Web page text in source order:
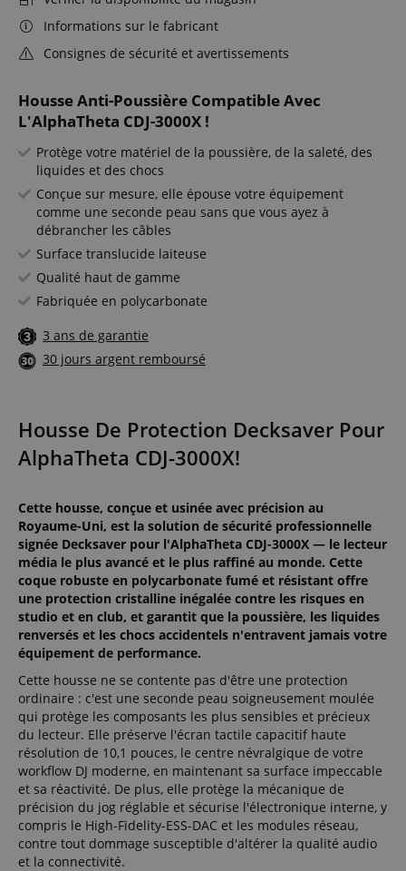
Housse Anti-Poussière Compatible Avec
L'AlphaTheta CDJ-3000X !
Protège votre matériel de la poussière, de la saleté, des
liquides et des chocs
Conçue sur mesure, elle épouse votre équipement
comme une seconde peau sans que vous ayez à
débrancher les câbles
Surface translucide laiteuse
Qualité haut de gamme
Fabriquée en polycarbonate
3 ans de garantie
30 jours argent remboursé
Informations sur le fabricant
Consignes de sécurité et avertissements
Housse De Protection Decksaver Pour
AlphaTheta CDJ-3000X!
Cette housse, conçue et usinée avec précision au
Royaume-Uni, est la solution de sécurité professionnelle
signée Decksaver pour l'AlphaTheta CDJ-3000X — le lecteur
média le plus avancé et le plus raffiné au monde. Cette
coque robuste en polycarbonate fumé et résistant offre
une protection cristalline inégalée contre les risques en
studio et en club, et garantit que la poussière, les liquides
renversés et les chocs accidentels n'entravent jamais votre
équipement de performance.
Cette housse ne se contente pas d'être une protection
ordinaire : c'est une seconde peau soigneusement moulée
qui protège les composants les plus sensibles et précieux
du lecteur. Elle préserve l'écran tactile capacitif haute
résolution de 10,1 pouces, le centre névralgique de votre
workflow DJ moderne, en maintenant sa surface impeccable
et sa réactivité. De plus, elle protège la mécanique de
précision du jog réglable et sécurise l'électronique interne, y
compris le High-Fidelity-ESS-DAC et les modules réseau,
contre tout dommage susceptible d'altérer la qualité audio
et la connectivité.